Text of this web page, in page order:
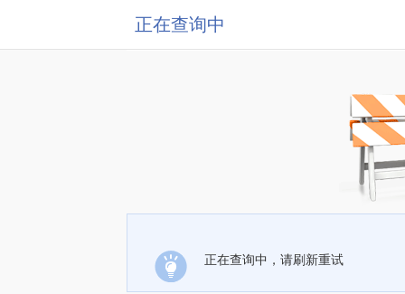
正在查询中
正在查询中，请刷新重试